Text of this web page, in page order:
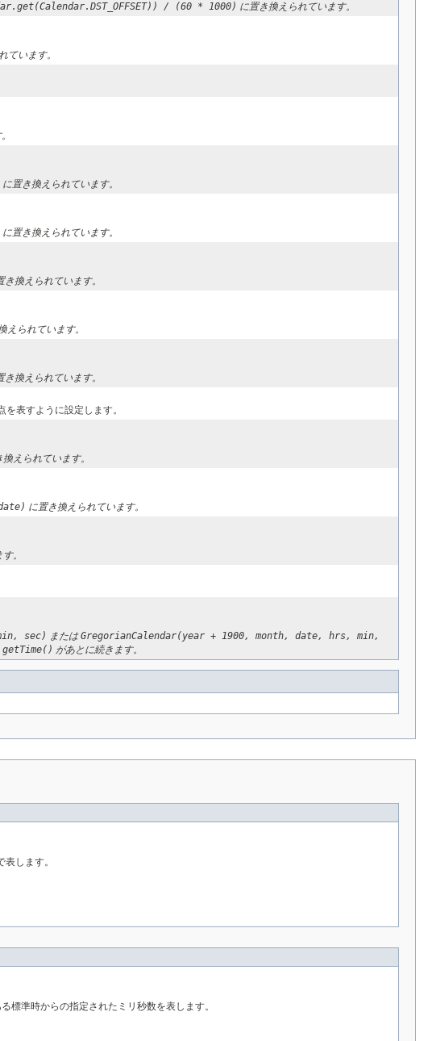
/ (60 * 1000) に置き換えられています。
ています。
に置き換えられています。
に置き換えられています。
き換えられています。
えられています。
き換えられています。
を表すように設定します。
換えられています。
に置き換えられています。
。
sec) またはGregorianCalendar(year + 1900, month, date, hrs, min,
があとに続きます。
します。
標準時からの指定されたミリ秒数を表します。